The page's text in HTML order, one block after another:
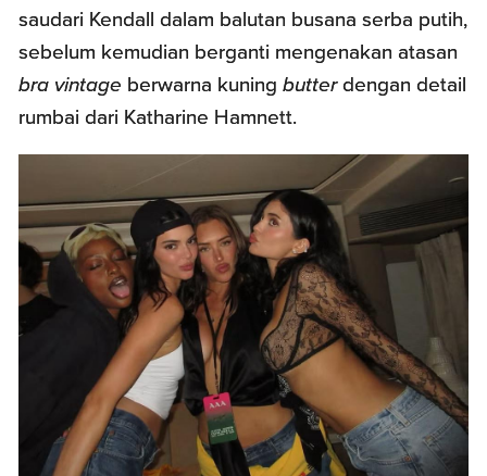
saudari Kendall dalam balutan busana serba putih,
sebelum kemudian berganti mengenakan atasan
bra vintage berwarna kuningbutterdengan detail
rumbai dari Katharine Hamnett.